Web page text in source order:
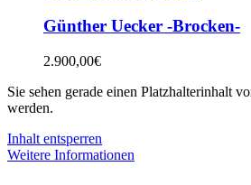
Günther Uecker -Brocken-
2.900,00€
Sie sehen gerade einen Platzhalterinhalt
werden.
Inhalt entsperren
Weitere Informationen